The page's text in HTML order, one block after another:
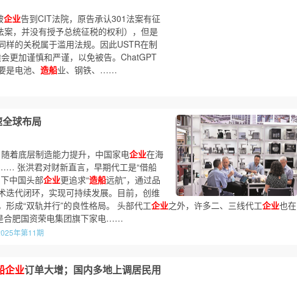
企业告到CIT法院，原告承认301法案有征
案，并没有授予总统征税的权利），但是
样的关税属于滥用法规。因此USTR在制
更加谨慎和严谨，以免被告。ChatGPT
电池、 造船业、钢铁、……
球布局
随着底层制造能力提升，中国家电企业在海
张洪君对财新直言，早期代工是“借船
中国头部企业更追求“造船远航”，通过品
迭代闭环，实现可持续发展。目前，创维
形成“双轨并行”的良性格局。 头部代工企业之外，许多二、三线代工企业也在
合肥国资荣电集团旗下家电……
年第11期
企业订单大增；国内多地上调居民用